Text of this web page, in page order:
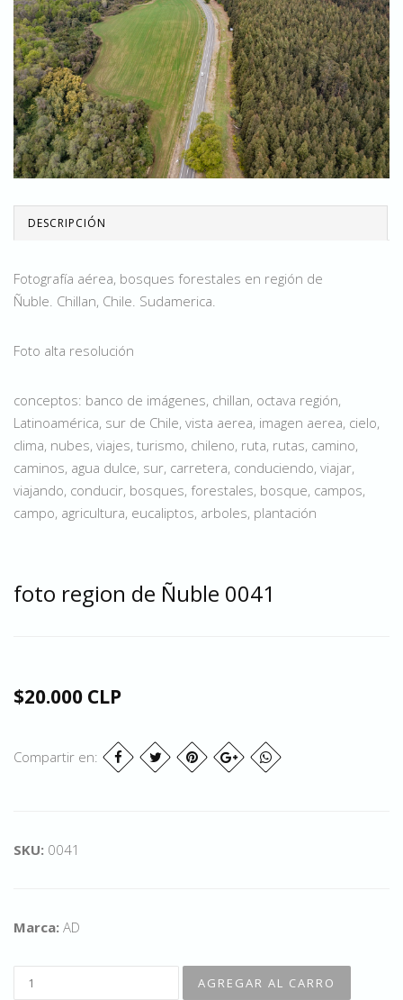
DESCRIPCIÓN
Fotografía aérea, bosques forestales en región de
Ñuble. Chillan, Chile. Sudamerica.
Foto alta resolución
conceptos: banco de imágenes, chillan, octava región,
Latinoamérica, sur de Chile, vista aerea, imagen aerea, cielo,
clima, nubes, viajes, turismo, chileno, ruta, rutas, camino,
caminos, agua dulce, sur, carretera, conduciendo, viajar,
viajando, conducir, bosques, forestales, bosque, campos,
campo, agricultura, eucaliptos, arboles, plantación
foto region de Ñuble 0041
$20.000 CLP
Compartir en:
SKU: 0041
Marca: AD